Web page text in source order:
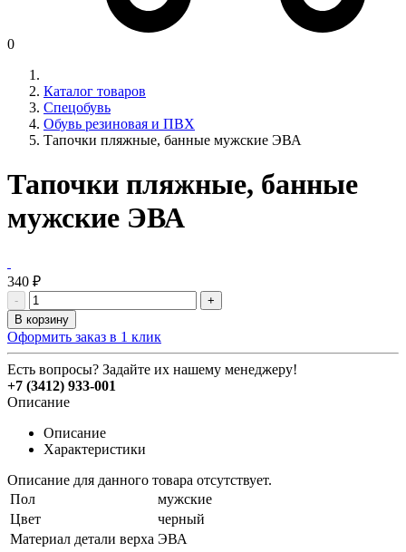
0
Каталог товаров
Спецобувь
Обувь резиновая и ПВХ
Тапочки пляжные, банные мужские ЭВА
Тапочки пляжные, банные
мужские ЭВА
340 ₽
-
+
В корзину
Оформить заказ в 1 клик
Есть вопросы? Задайте их нашему менеджеру!
+7 (3412) 933-001
Описание
Описание
Характеристики
Описание для данного товара отсутствует.
Пол
мужские
Цвет
черный
Материал детали верха ЭВА